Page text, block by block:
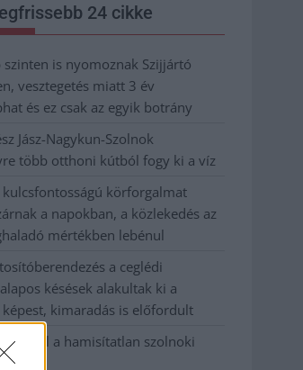
24 cikke
szinten is nyomoznak Szijjártó
vesztegetés miatt 3 év
és ez csak az egyik botrány
Jász-Nagykun-Szolnok
több otthoni kútból fogy ki a víz
kulcsfontosságú körforgalmat
a napokban, a közlekedés az
mértékben lebénul
a ceglédi
késések alakultak ki a
kimaradás is előfordult
készül a hamisítatlan szolnoki